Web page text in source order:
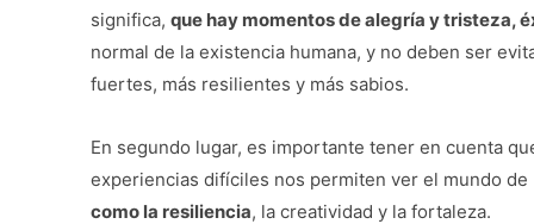
significa, que hay momentos de alegría y tristeza,
normal de la existencia humana, y no deben ser
fuertes, más resilientes y más sabios.
En segundo lugar, es importante tener en cuenta
experiencias difíciles nos permiten ver el mundo
como la resiliencia, la creatividad y la fortaleza.